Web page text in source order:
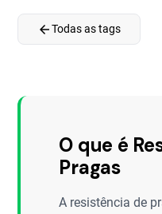
arrow_backTodas as tags
O que é
Pragas
A resistência de